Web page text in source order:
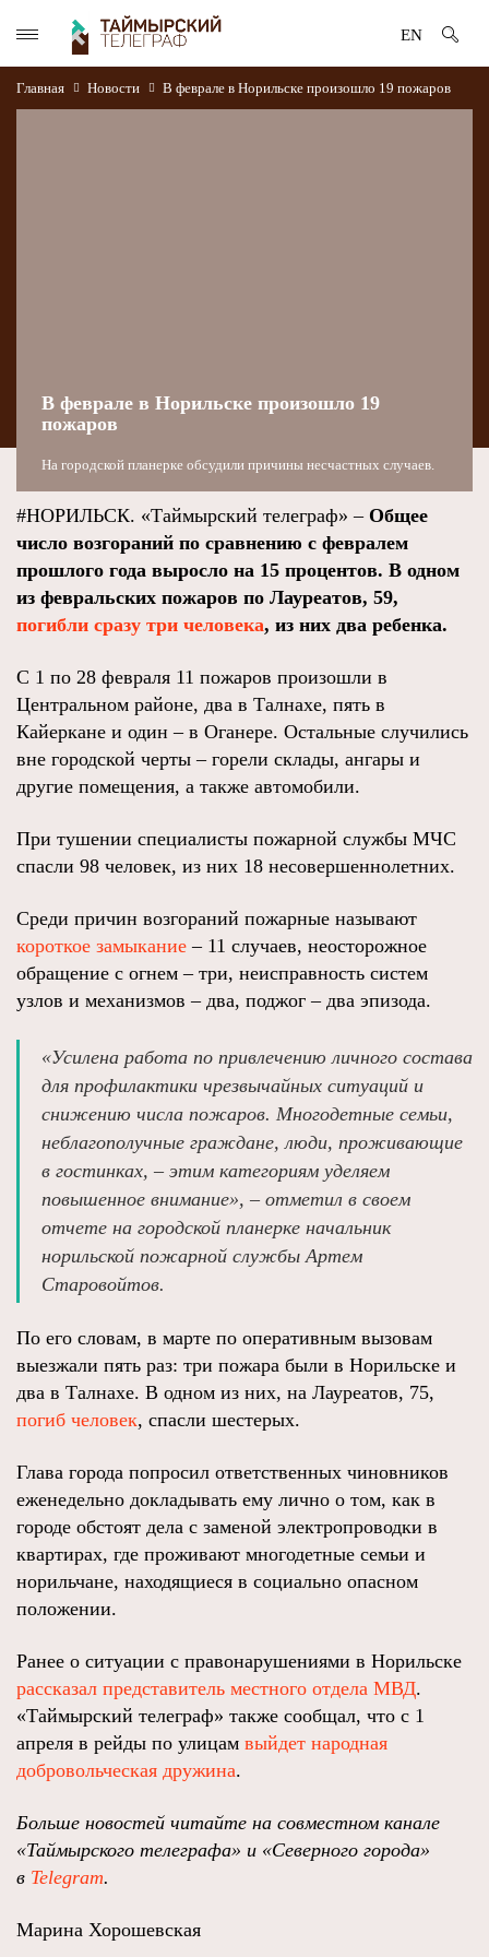
EN
Главная Новости В феврале в Норильске произошло 19 пожаров
В феврале в Норильске произошло 19
пожаров
На городской планерке обсудили причины несчастных случаев.
#НОРИЛЬСК. «Таймырский телеграф» – Общее
число возгораний по сравнению с февралем
прошлого года выросло на 15 процентов. В одном
из февральских пожаров по Лауреатов, 59,
погибли сразу три человека, из них два ребенка.
С 1 по 28 февраля 11 пожаров произошли в
Центральном районе, два в Талнахе, пять в
Кайеркане и один – в Оганере. Остальные случились
вне городской черты – горели склады, ангары и
другие помещения, а также автомобили.
При тушении специалисты пожарной службы МЧС
спасли 98 человек, из них 18 несовершеннолетних.
Среди причин возгораний пожарные называют
короткое замыкание – 11 случаев, неосторожное
обращение с огнем – три, неисправность систем
узлов и механизмов – два, поджог – два эпизода.
«Усилена работа по привлечению личного состава
для профилактики чрезвычайных ситуаций и
снижению числа пожаров. Многодетные семьи,
неблагополучные граждане, люди, проживающие
в гостинках, – этим категориям уделяем
повышенное внимание», – отметил в своем
отчете на городской планерке начальник
норильской пожарной службы Артем
Старовойтов.
По его словам, в марте по оперативным вызовам
выезжали пять раз: три пожара были в Норильске и
два в Талнахе. В одном из них, на Лауреатов, 75,
погиб человек, спасли шестерых.
Глава города попросил ответственных чиновников
еженедельно докладывать ему лично о том, как в
городе обстоят дела с заменой электропроводки в
квартирах, где проживают многодетные семьи и
норильчане, находящиеся в социально опасном
положении.
Ранее о ситуации с правонарушениями в Норильске
рассказал представитель местного отдела МВД.
«Таймырский телеграф» также сообщал, что с 1
апреля в рейды по улицам выйдет народная
добровольческая дружина.
Больше новостей читайте на совместном канале
«Таймырского телеграфа» и «Северного города»
в Telegram.
Марина Хорошевская